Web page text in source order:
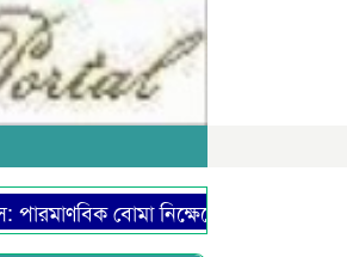
বোমা নিক্ষেপে ভয়াল ধ্বংসযজ্ঞ